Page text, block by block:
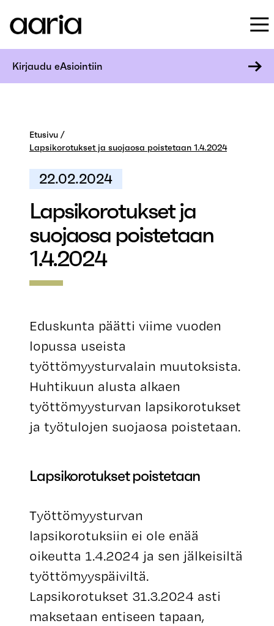
Kirjaudu eAsiointiin
Etusivu
Lapsikorotukset ja suojaosa poistetaan 1.4.2024
22.02.2024
Lapsikorotukset ja
suojaosa poistetaan
1.4.2024
Eduskunta päätti viime vuoden
lopussa useista
työttömyysturvalain muutoksista.
Huhtikuun alusta alkaen
työttömyysturvan lapsikorotukset
ja työtulojen suojaosa poistetaan.
Lapsikorotukset poistetaan
Työttömyysturvan
lapsikorotuksiin ei ole enää
oikeutta 1.4.2024 ja sen jälkeisiltä
työttömyyspäiviltä.
Lapsikorotukset 31.3.2024 asti
maksetaan entiseen tapaan,